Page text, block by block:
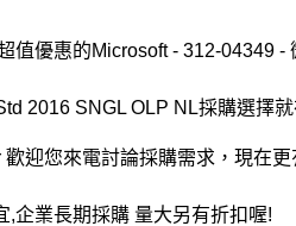
值優惠的Microsoft - 312-04349 -
2016 SNGL OLP NL採購選擇
迎您來電討論採購需求，現在更
,企業長期採購 量大另有折扣喔!